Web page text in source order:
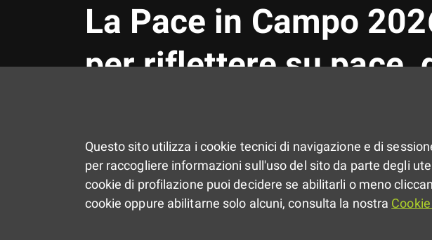
La Pace in Campo
per riflettere su pace,
Un'esperienza gratuita per giovani che
futuro. Scadenza iscrizioni 15 giugno.
Questo sito utilizza i cookie tecnici di navigazione e di
per raccogliere informazioni sull'uso del sito da parte degli
cookie di profilazione puoi decidere se abilitarli o meno
cookie oppure abilitarne solo alcuni, consulta la nostra